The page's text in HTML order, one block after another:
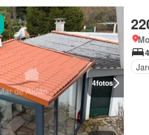
4fotos